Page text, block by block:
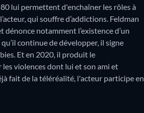
lui permettent d'enchaîner les rôles à
qui souffre d’addictions. Feldman
notamment l’existence d’un
continue de développer, il signe
Et en 2020, il produit le
violences dont lui et son ami et
fait de la téléréalité, l'acteur participe en